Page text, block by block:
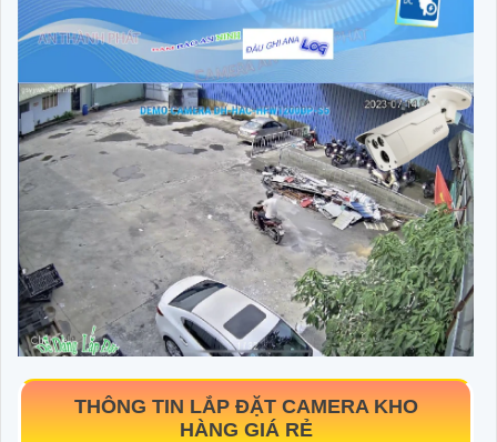
THÔNG TIN LẮP ĐẶT CAMERA KHO
HÀNG GIÁ RẺ